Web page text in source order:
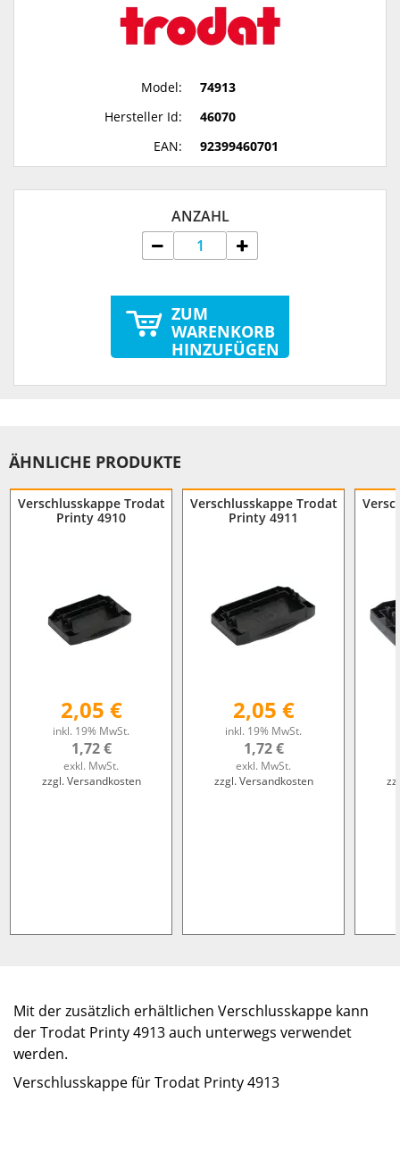
Model:
74913
Hersteller Id:
46070
EAN:
92399460701
ANZAHL
ZUM
WARENKORB
HINZUFÜGEN
ÄHNLICHE PRODUKTE
Verschlusskappe Trodat
Printy 4910
2,05 €
inkl. 19% MwSt.
1,72 €
exkl. MwSt.
zzgl. Versandkosten
Verschlusskappe Trodat
Printy 4911
2,05 €
inkl. 19% MwSt.
1,72 €
exkl. MwSt.
zzgl. Versandkosten
Mit der zusätzlich erhältlichen Verschlusskappe kann
der Trodat Printy 4913 auch unterwegs verwendet
werden.
Verschlusskappe für Trodat Printy 4913